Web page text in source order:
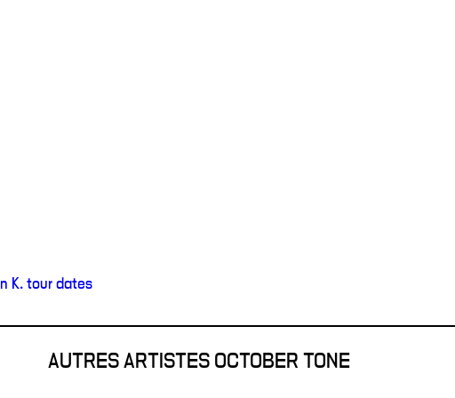
K. tour dates
AUTRES ARTISTES OCTOBER TONE